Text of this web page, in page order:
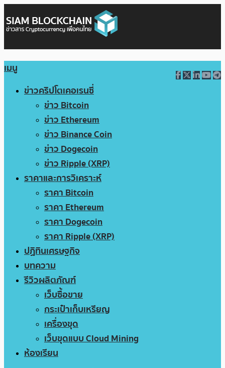
เมนู
ข่าวคริปโตเคอเรนซี่
ข่าว Bitcoin
ข่าว Ethereum
ข่าว Binance Coin
ข่าว Dogecoin
ข่าว Ripple (XRP)
ราคาและการวิเคราะห์
ราคา Bitcoin
ราคา Ethereum
ราคา Dogecoin
ราคา Ripple (XRP)
ปฏิทินเศรษฐกิจ
บทความ
รีวิวผลิตภัณฑ์
เว็บซื้อขาย
กระเป๋าเก็บเหรียญ
เครื่องขุด
เว็บขุดแบบ Cloud Mining
ห้องเรียน